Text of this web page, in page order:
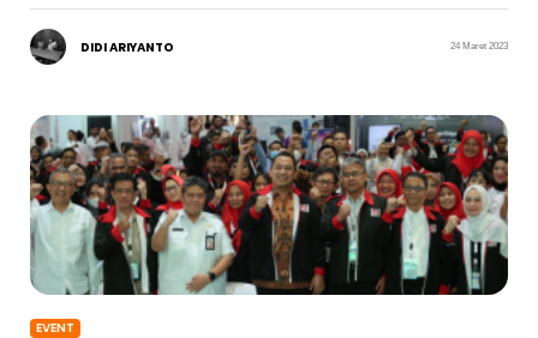
DIDI ARIYANTO 24 Maret 2023
EVENT